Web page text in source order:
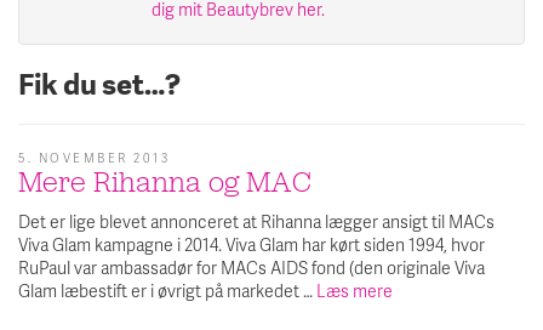
dig mit Beautybrev her.
Fik du set…?
5. NOVEMBER 2013
Mere Rihanna og MAC
Det er lige blevet annonceret at Rihanna lægger ansigt til MACs
Viva Glam kampagne i 2014. Viva Glam har kørt siden 1994, hvor
RuPaul var ambassadør for MACs AIDS fond (den originale Viva
Glam læbestift er i øvrigt på markedet … Læs mere